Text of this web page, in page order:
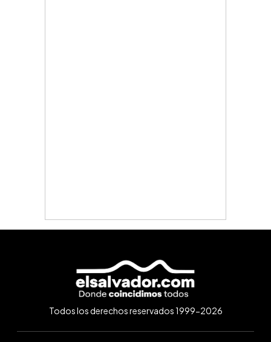
Todos los derechos reservados 1999-2026